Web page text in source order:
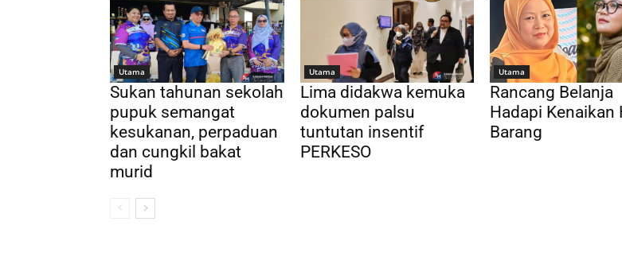
Utama
Sukan tahunan sekolah
pupuk semangat
kesukanan, perpaduan
dan cungkil bakat
murid
Utama
Lima didakwa kemuka
dokumen palsu
tuntutan insentif
PERKESO
Utama
Rancang Belanja
Hadapi Kenaikan
Barang